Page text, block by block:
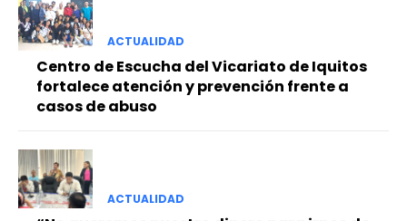
ACTUALIDAD
Centro de Escucha del Vicariato de Iquitos
fortalece atención y prevención frente a
casos de abuso
ACTUALIDAD